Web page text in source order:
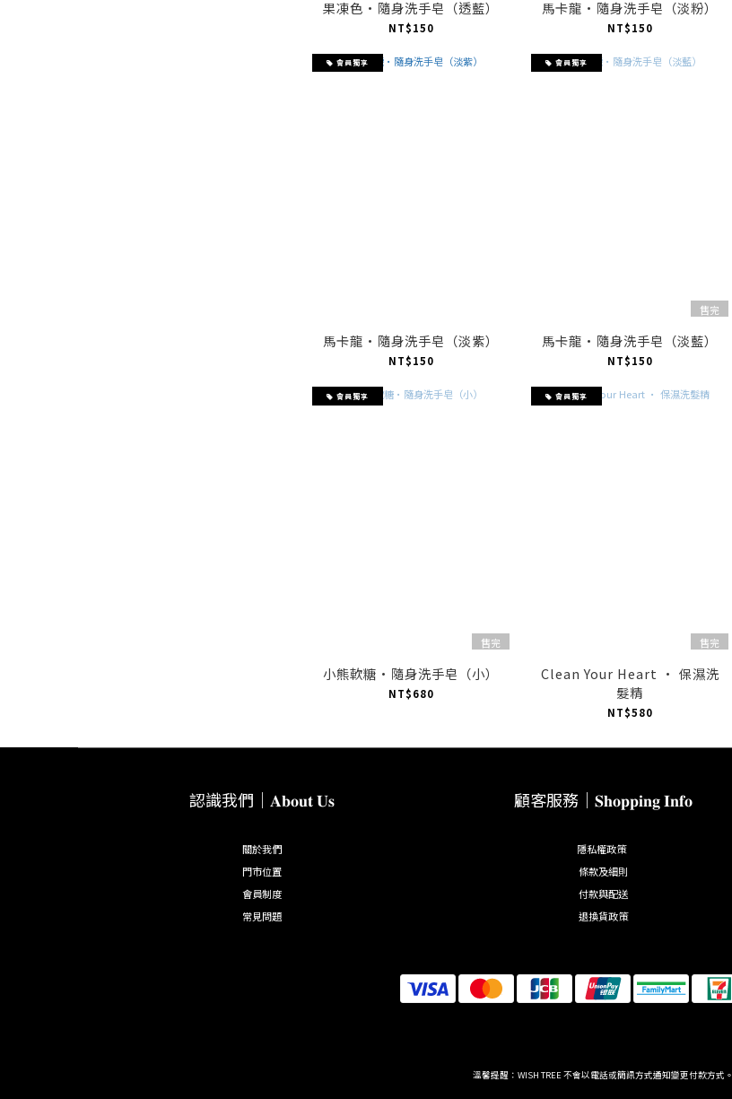
果凍色·隨身洗手皂（透藍）
NT$150
馬卡龍·隨身洗手皂（淡粉）
NT$150
會員獨享
馬卡龍·隨身洗手皂（淡紫）
NT$150
會員獨享
售完
馬卡龍·隨身洗手皂（淡藍）
NT$150
會員獨享
售完
小熊軟糖·隨身洗手皂（小）
NT$680
會員獨享
售完
Clean Your Heart · 保濕洗
髮精
NT$580
認識我們｜𝐀𝐛𝐨𝐮𝐭 𝐔𝐬
關於我們
門市位置
會員制度
常見問題
顧客服務｜𝐒𝐡𝐨𝐩𝐩𝐢𝐧𝐠 𝐈𝐧𝐟𝐨
隱私權政策
條款及細則
付款與配送
退換貨政策
溫馨提醒：WISH TREE 不會以電話或簡訊方式通知變更付款方式。